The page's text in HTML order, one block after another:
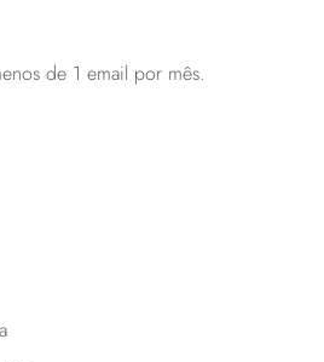
de 1 email por mês.